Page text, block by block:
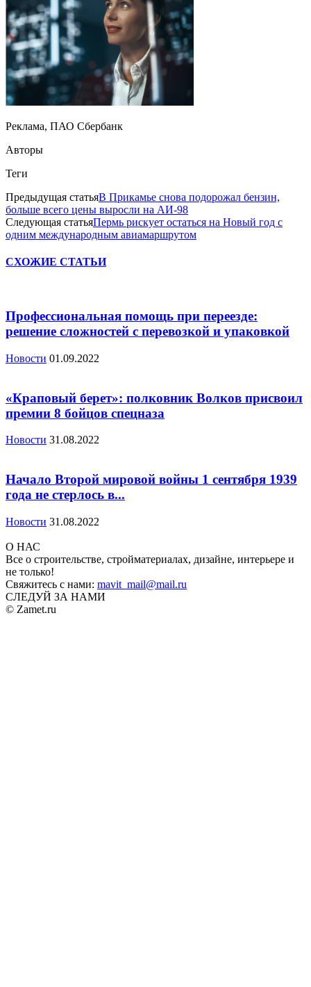
Реклама, ПАО Сбербанк
Авторы
Теги
Предыдущая статьяВ Прикамье снова подорожал бензин,
больше всего цены выросли на АИ-98
Следующая статьяПермь рискует остаться на Новый год с
одним международным авиамаршрутом
СХОЖИЕ СТАТЬИ
Профессиональная помощь при переезде:
решение сложностей с перевозкой и упаковкой
Новости 01.09.2022
«Краповый берет»: полковник Волков присвоил
премии 8 бойцов спецназа
Новости 31.08.2022
Начало Второй мировой войны 1 сентября 1939
года не стерлось в...
Новости 31.08.2022
О НАС
Все о строительстве, стройматериалах, дизайне, интерьере и
не только!
Свяжитесь с нами: mavit_mail@mail.ru
СЛЕДУЙ ЗА НАМИ
© Zamet.ru